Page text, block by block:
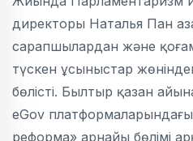
директоры Наталья Пан
сарапшылардан және қоғам
түскен ұсыныстар
бөлісті. Былтыр қазан
eGov
реформа» арнайы бөлімі